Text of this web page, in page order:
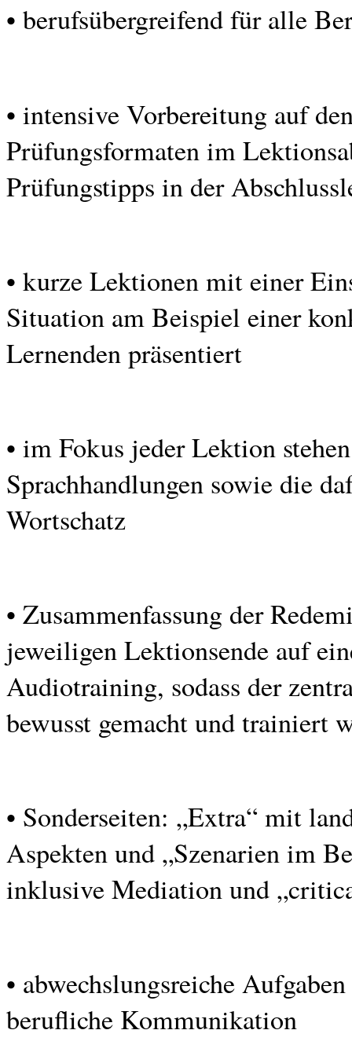
• berufsübergreifend für alle
• intensive Vorbereitung auf
Prüfungsformaten im
Prüfungstipps in der
• kurze Lektionen mit einer
Situation am Beispiel einer
Lernenden präsentiert
• im Fokus jeder Lektion
Sprachhandlungen sowie die
Wortschatz
• Zusammenfassung der
jeweiligen Lektionsende auf
Audiotraining, sodass der
bewusst gemacht und trainiert
• Sonderseiten: „Extra“ mit
Aspekten und „Szenarien im
inklusive Mediation und
• abwechslungsreiche
berufliche Kommunikation